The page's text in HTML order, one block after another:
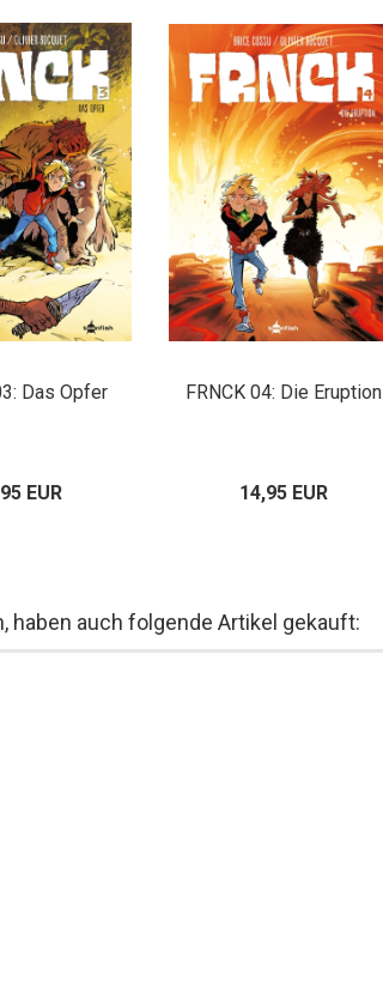
Das Opfer
EUR
FRNCK 04: Die Eruption
14,95 EUR
haben auch folgende Artikel gekauft: